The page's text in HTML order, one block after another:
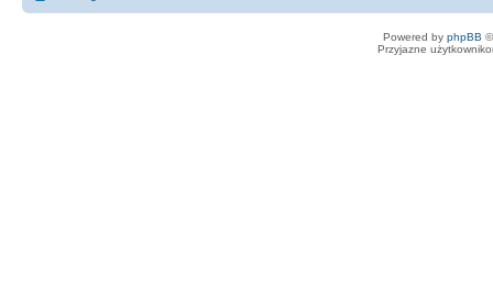
Powered by phpBB
Przyjazne